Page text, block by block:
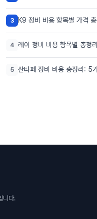
3 K9 정비 비용 항목별 가격
4 레이 정비 비용 항목별 총정
5 산타페 정비 비용 총정리: 5
니다.